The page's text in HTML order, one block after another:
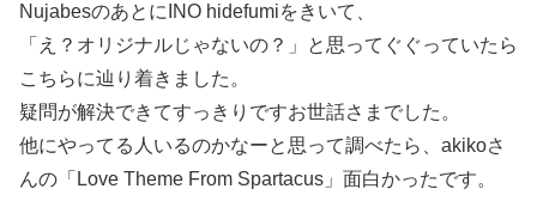
NujabesのあとにINO hidefumiをきいて、
「え？オリジナルじゃないの？」と思ってぐぐっていたら
こちらに辿り着きました。
疑問が解決できてすっきりですお世話さまでした。
他にやってる人いるのかなーと思って調べたら、akikoさ
んの「Love Theme From Spartacus」面白かったです。